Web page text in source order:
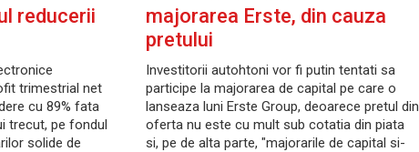
reducerii
trimestrial net
cu 89% fata
trecut, pe fondul
solide de
majorarea Erste, din cauza
pretului
Investitorii autohtoni vor fi putin tentati sa
participe la majorarea de capital pe care o
lanseaza luni Erste Group, deoarece pretul din
oferta nu este cu mult sub cotatia din piata
si, pe de alta parte, "majorarile de capital si-